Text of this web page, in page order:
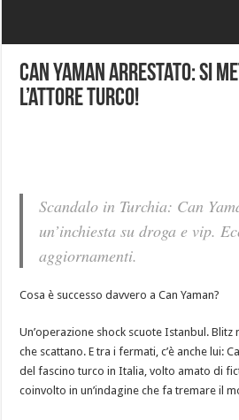
Can Yaman arrestato: si
l’attore turco!
Scandalo in Turchia: Can
un’inchiesta su droga e vip.
aggiornamenti.
Cosa è successo davvero a Can Yaman?
Un’operazione shock scuote Istanbul.
che scattano. E tra i fermati, c’è anche lui:
del fascino turco in Italia, volto amato di
coinvolto in un’indagine che fa tremare il